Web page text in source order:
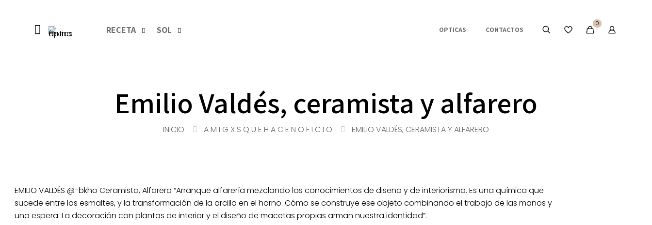
RECETA SOL OPTICAS CONTACTOS
0
Emilio Valdés, ceramista y alfarero
INICIO A M I G X S Q U E H A C E N O F I C I O EMILIO VALDÉS, CERAMISTA Y ALFARERO
EMILIO VALDÉS @-bkho Ceramista, Alfarero “Arranque alfarería mezclando los conocimientos de diseño y de interiorismo. Es una química que
sucede entre los esmaltes, y la transformación de la arcilla en el horno. Cómo se construye ese objeto combinando el trabajo de las manos y
una espera. La decoración con plantas de interior y el diseño de macetas propias arman nuestra identidad”.